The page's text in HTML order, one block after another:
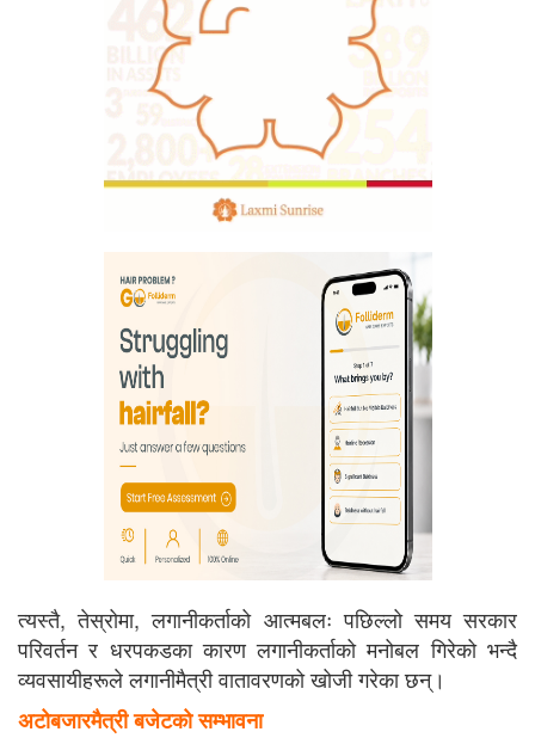
त्यस्तै, तेस्रोमा, लगानीकर्ताको आत्मबलः पछिल्लो समय सरकार
परिवर्तन र धरपकडका कारण लगानीकर्ताको मनोबल गिरेको भन्दै
व्यवसायीहरूले लगानीमैत्री वातावरणको खोजी गरेका छन्।
अटोबजारमैत्री बजेटको सम्भावना